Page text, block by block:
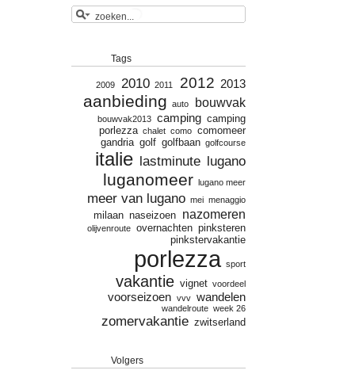
Tags
2009 2010 2011 2012 2013
aanbieding auto bouwvak
bouwvak2013 camping camping
porlezza chalet como comomeer
gandria golf golfbaan golfcourse
italie lastminute lugano
luganomeer lugano meer
meer van lugano mei menaggio
milaan naseizoen nazomeren
olijvenroute overnachten pinksteren
pinkstervakantie
porlezza sport
vakantie vignet voordeel
voorseizoen vvv wandelen
wandelroute week 26
zomervakantie zwitserland
Volgers